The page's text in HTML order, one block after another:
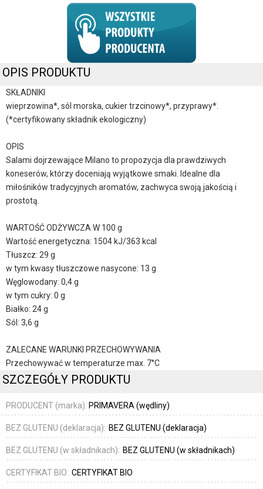
OPIS PRODUKTU
SKŁADNIKI
wieprzowina*, sól morska, cukier trzcinowy*, przyprawy*.
(*certyfikowany składnik ekologiczny)
OPIS
Salami dojrzewające Milano to propozycja dla prawdziwych
koneserów, którzy doceniają wyjątkowe smaki. Idealne dla
miłośników tradycyjnych aromatów, zachwyca swoją jakością i
prostotą.
WARTOŚĆ ODŻYWCZA W 100 g
Wartość energetyczna: 1504 kJ/363 kcal
Tłuszcz: 29 g
w tym kwasy tłuszczowe nasycone: 13 g
Węglowodany: 0,4 g
w tym cukry: 0 g
Białko: 24 g
Sól: 3,6 g
ZALECANE WARUNKI PRZECHOWYWANIA
Przechowywać w temperaturze max. 7°C
SZCZEGÓŁY PRODUKTU
PRODUCENT (marka): PRIMAVERA (wędliny)
BEZ GLUTENU (deklaracja): BEZ GLUTENU (deklaracja)
BEZ GLUTENU (w składnikach): BEZ GLUTENU (w składnikach)
CERTYFIKAT BIO: CERTYFIKAT BIO